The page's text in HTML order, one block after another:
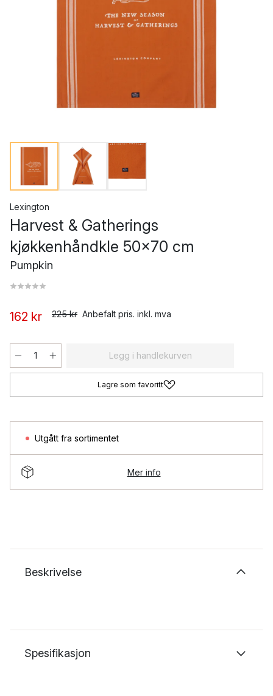
Lexington
Harvest & Gatherings
kjøkkenhåndkle 50x70 cm
Pumpkin
162 kr 225 kr Anbefalt pris. inkl. mva
Legg i handlekurven
Lagre som favoritt
Utgått fra sortimentet
Mer info
Beskrivelse
Spesifikasjon